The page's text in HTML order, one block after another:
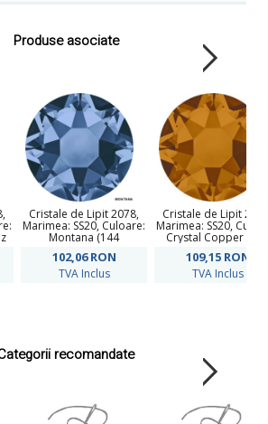
Produse asociate
Cristale de Lipit 2078,
Marimea: SS20, Culoare:
Montana (144
102,06RON
TVA Inclus
Cristale de Lipit
Marimea: SS20,
Crystal Copper (144
109,15 RON
TVA Inclus
recomandate